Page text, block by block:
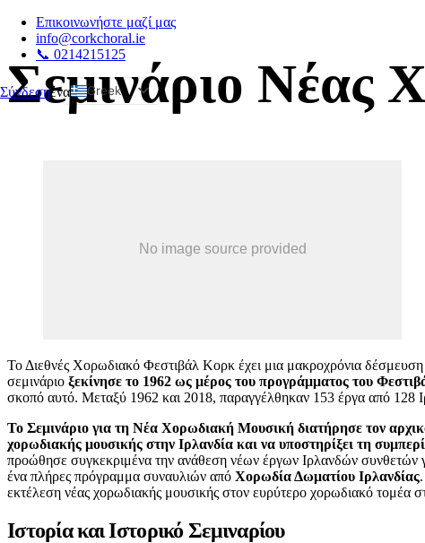
Επικοινωνήστε μαζί μας
info@corkchoral.ie
📞 0214215125
Σύνδεσηένα
Greek
Polish
Portuguese
Ukrainian
Σεμινάριο Νέας
Το Διεθνές Χορωδιακό Φεστιβάλ Κορκ έχει μια μακροχρόνια δέσμευση
σεμινάριο ξεκίνησε το 1962 ως μέρος του προγράμματος του
σκοπό αυτό. Μεταξύ 1962 και 2018, παραγγέλθηκαν 153 έργα από 128
Το Σεμινάριο για τη Νέα Χορωδιακή Μουσική διατήρησε τον
χορωδιακής μουσικής στην Ιρλανδία και να υποστηρίξει τη
προώθησε συγκεκριμένα την ανάθεση νέων έργων Ιρλανδών συνθετών
ένα πλήρες πρόγραμμα συναυλιών από Χορωδία Δωματίου Ιρλανδίας
εκτέλεση νέας χορωδιακής μουσικής στον ευρύτερο χορωδιακό τομέα
Ιστορία και Ιστορικό Σεμιναρίου